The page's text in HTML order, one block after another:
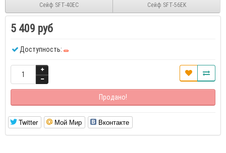
Сейф SFT-40EC Сейф SFT-56EK
5 409 руб
Доступность:
Продано!
Twitter Мой Мир Вконтакте